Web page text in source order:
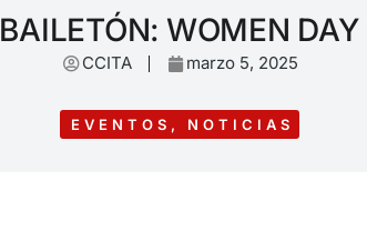
BAILETÓN: WOMEN DAY
CCITA marzo 5, 2025
EVENTOS , NOTICIAS